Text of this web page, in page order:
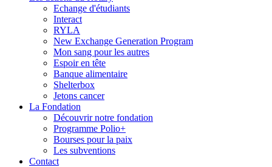
Echange d'étudiants
Interact
RYLA
New Exchange Generation Program
Mon sang pour les autres
Espoir en tête
Banque alimentaire
Shelterbox
Jetons cancer
La Fondation
Découvrir notre fondation
Programme Polio+
Bourses pour la paix
Les subventions
Contact